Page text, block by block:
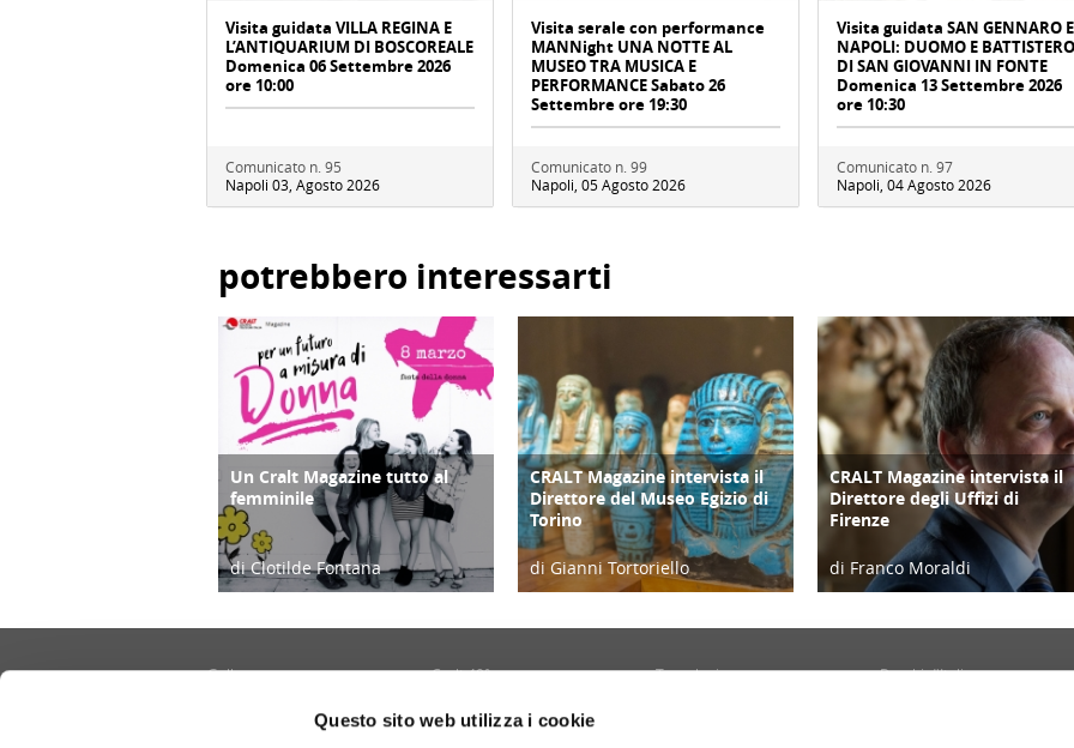
Questo sito web utilizza i cookie
Visita guidata VILLA REGINA E
L’ANTIQUARIUM DI BOSCOREALE
Domenica 06 Settembre 2026
ore 10:00
Comunicato n. 95
Napoli 03, Agosto 2026
Visita serale con performance
MANNight UNA NOTTE AL
MUSEO TRA MUSICA E
PERFORMANCE Sabato 26
Settembre ore 19:30
Comunicato n. 99
Napoli, 05 Agosto 2026
Visita guidata SAN GENNARO E
NAPOLI: DUOMO E BATTISTERO
DI SAN GIOVANNI IN FONTE
Domenica 13 Settembre 2026
ore 10:30
Comunicato n. 97
Napoli, 04 Agosto 2026
potrebbero interessarti
COPERTINA
Un Cralt Magazine tutto al
femminile
di Clotilde Fontana
COPERTINA
CRALT Magazine intervista il
Direttore del Museo Egizio di
Torino
di Gianni Tortoriello
COPERTINA
CRALT Magazine intervista il
Direttore degli Uffizi di
Firenze
di Franco Moraldi
Gallery
Cralt 40°
Tecnologia
Borghi d'Italia